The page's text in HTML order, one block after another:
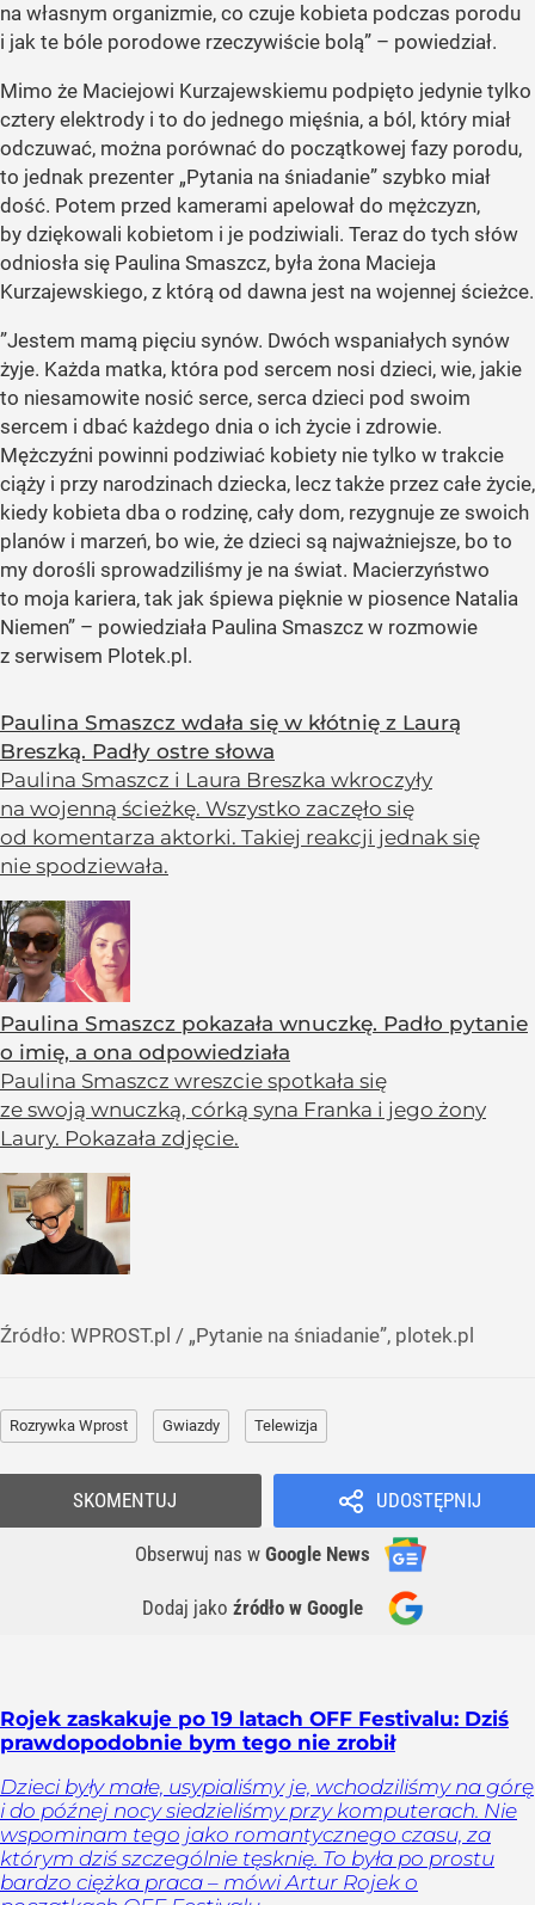
na własnym organizmie, co czuje kobieta podczas porodu
i jak te bóle porodowe rzeczywiście bolą” – powiedział.
Mimo że Maciejowi Kurzajewskiemu podpięto jedynie tylko
cztery elektrody i to do jednego mięśnia, a ból, który miał
odczuwać, można porównać do początkowej fazy porodu,
to jednak prezenter „Pytania na śniadanie” szybko miał
dość. Potem przed kamerami apelował do mężczyzn,
by dziękowali kobietom i je podziwiali. Teraz do tych słów
odniosła się Paulina Smaszcz, była żona Macieja
Kurzajewskiego, z którą od dawna jest na wojennej ścieżce.
”Jestem mamą pięciu synów. Dwóch wspaniałych synów
żyje. Każda matka, która pod sercem nosi dzieci, wie, jakie
to niesamowite nosić serce, serca dzieci pod swoim
sercem i dbać każdego dnia o ich życie i zdrowie.
Mężczyźni powinni podziwiać kobiety nie tylko w trakcie
ciąży i przy narodzinach dziecka, lecz także przez całe życie,
kiedy kobieta dba o rodzinę, cały dom, rezygnuje ze swoich
planów i marzeń, bo wie, że dzieci są najważniejsze, bo to
my dorośli sprowadziliśmy je na świat. Macierzyństwo
to moja kariera, tak jak śpiewa pięknie w piosence Natalia
Niemen” – powiedziała Paulina Smaszcz w rozmowie
z serwisem Plotek.pl.
Paulina Smaszcz wdała się w kłótnię z Laurą
Breszką. Padły ostre słowa
Paulina Smaszcz i Laura Breszka wkroczyły
na wojenną ścieżkę. Wszystko zaczęło się
od komentarza aktorki. Takiej reakcji jednak się
nie spodziewała.
Paulina Smaszcz pokazała wnuczkę. Padło pytanie
o imię, a ona odpowiedziała
Paulina Smaszcz wreszcie spotkała się
ze swoją wnuczką, córką syna Franka i jego żony
Laury. Pokazała zdjęcie.
Źródło: WPROST.pl / „Pytanie na śniadanie”, plotek.pl
Rozrywka Wprost Gwiazdy Telewizja
UDOSTĘPNIJ
Obserwuj nas w Google News
Dodaj jako źródło w Google
SKOMENTUJ
Rojek zaskakuje po 19 latach OFF Festivalu: Dziś
prawdopodobnie bym tego nie zrobił
Dzieci były małe, usypialiśmy je, wchodziliśmy na górę
i do późnej nocy siedzieliśmy przy komputerach. Nie
wspominam tego jako romantycznego czasu, za
którym dziś szczególnie tęsknię. To była po prostu
bardzo ciężka praca – mówi Artur Rojek o